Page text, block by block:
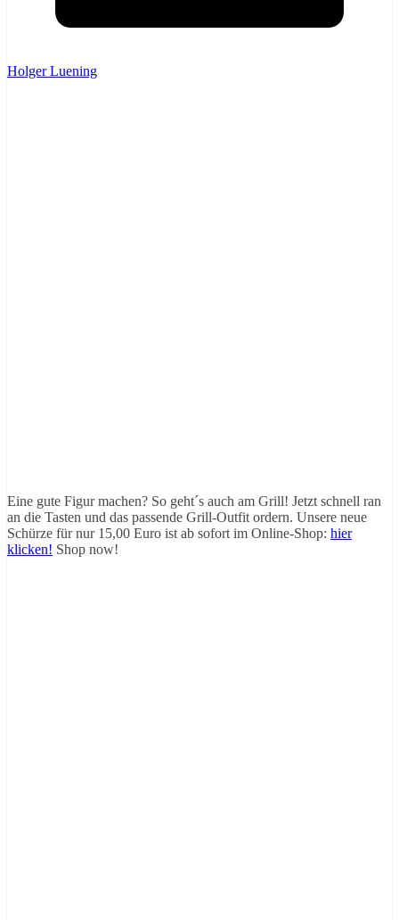
Holger Luening
Eine gute Figur machen? So geht´s auch am Grill! Jetzt schnell ran
an die Tasten und das passende Grill-Outfit ordern. Unsere neue
Schürze für nur 15,00 Euro ist ab sofort im Online-Shop: hier
klicken! Shop now!